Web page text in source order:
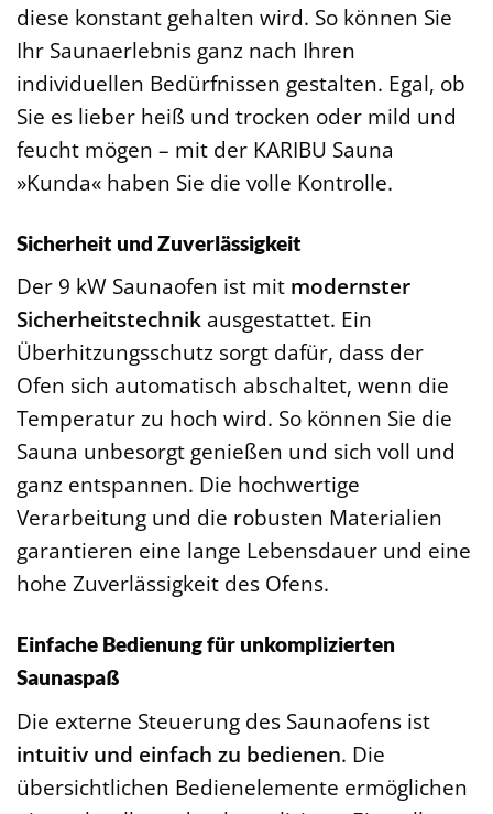
diese konstant gehalten wird. So können Sie
Ihr Saunaerlebnis ganz nach Ihren
individuellen Bedürfnissen gestalten. Egal, ob
Sie es lieber heiß und trocken oder mild und
feucht mögen – mit der KARIBU Sauna
»Kunda« haben Sie die volle Kontrolle.
Sicherheit und Zuverlässigkeit
Der 9 kW Saunaofen ist mit modernster
Sicherheitstechnik ausgestattet. Ein
Überhitzungsschutz sorgt dafür, dass der
Ofen sich automatisch abschaltet, wenn die
Temperatur zu hoch wird. So können Sie die
Sauna unbesorgt genießen und sich voll und
ganz entspannen. Die hochwertige
Verarbeitung und die robusten Materialien
garantieren eine lange Lebensdauer und eine
hohe Zuverlässigkeit des Ofens.
Einfache Bedienung für unkomplizierten
Saunaspaß
Die externe Steuerung des Saunaofens ist
intuitiv und einfach zu bedienen. Die
übersichtlichen Bedienelemente ermöglichen